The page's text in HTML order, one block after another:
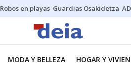
Robos en playas Guardias Osakidetza
MODA Y BELLEZA HOGAR Y